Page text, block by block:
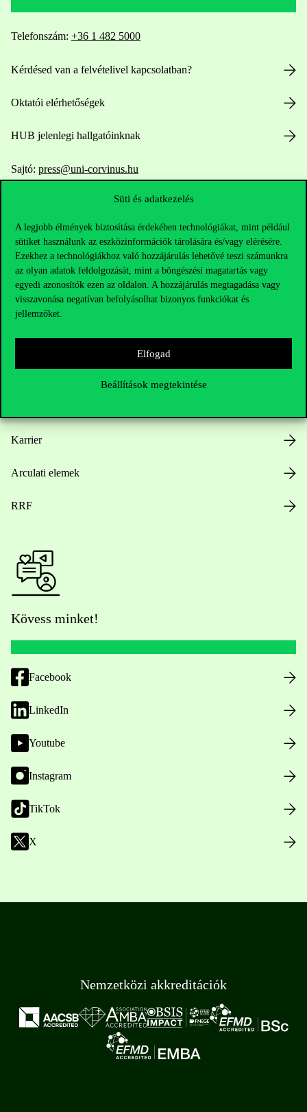
Süti és adatkezelés
A legjobb élmények biztosítása érdekében technológiákat, mint például
sütiket használunk az eszközinformációk tárolására és/vagy elérésére.
Ezekhez a technológiákhoz való hozzájárulás lehetővé teszi számunkra
az olyan adatok feldolgozását, mint a böngészési magatartás vagy
egyedi azonosítók ezen az oldalon. A hozzájárulás megtagadása vagy
visszavonása negatívan befolyásolhat bizonyos funkciókat és
jellemzőket.
Elfogad
Beállítások megtekintése
Telefonszám: +36 1 482 5000
Kérdésed van a felvételivel kapcsolatban?
Oktatói elérhetőségek
HUB jelenlegi hallgatóinknak
Sajtó: press@uni-corvinus.hu
Hasznos linkek
Nyitvatartás
Karrier
Arculati elemek
RRF
Kövess minket!
Facebook
LinkedIn
Youtube
Instagram
TikTok
X
Nemzetközi akkreditációk